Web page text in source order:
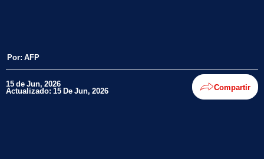
Por: AFP
15 de Jun, 2026
Actualizado: 15 De Jun, 2026 Compartir